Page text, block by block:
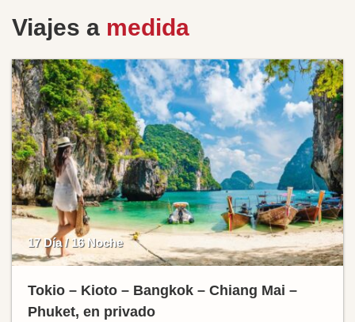
Viajes a medida
17 Día / 16 Noche
Tokio – Kioto – Bangkok – Chiang Mai –
Phuket, en privado